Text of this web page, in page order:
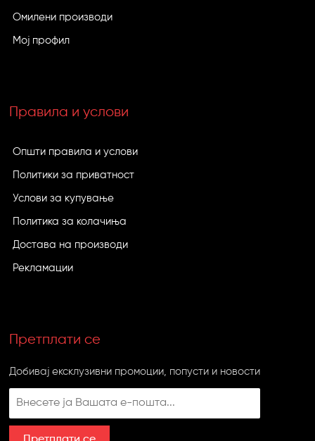
Омилени производи
Мој профил
Правила и услови
Општи правила и услови
Политики за приватност
Услови за купување
Политика за колачиња
Достава на производи
Рекламации
Претплати се
Добивај ексклузивни промоции, попусти и новости